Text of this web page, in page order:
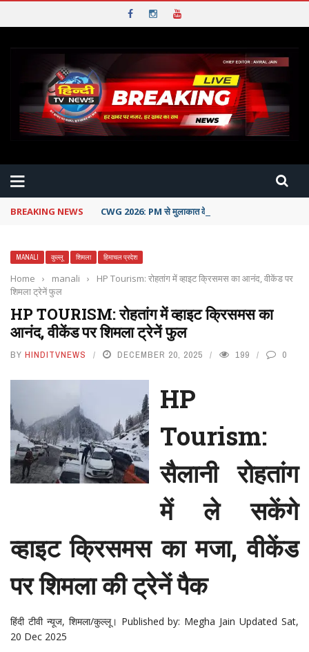
BREAKING NEWS CWG 2026: PM से मुलाकात के चलते खिलाड़ियों का सम्मान
MANALI कुल्लू शिमला हिमाचल प्रदेश
Home › manali ›
HP Tourism: रोहतांग में व्हाइट क्रिसमस का आनंद, वीकेंड पर
शिमला ट्रेनें फुल
HP TOURISM: रोहतांग में व्हाइट क्रिसमस का
आनंद, वीकेंड पर शिमला ट्रेनें फुल
BY HINDITVNEWS DECEMBER 20, 2025 199 0
HP
Tourism:
सैलानी रोहतांग
में ले सकेंगे
व्हाइट क्रिसमस का मजा, वीकेंड
पर शिमला की ट्रेनें पैक
हिंदी टीवी न्यूज, शिमला/कुल्लू। Published by: Megha Jain Updated Sat,
20 Dec 2025